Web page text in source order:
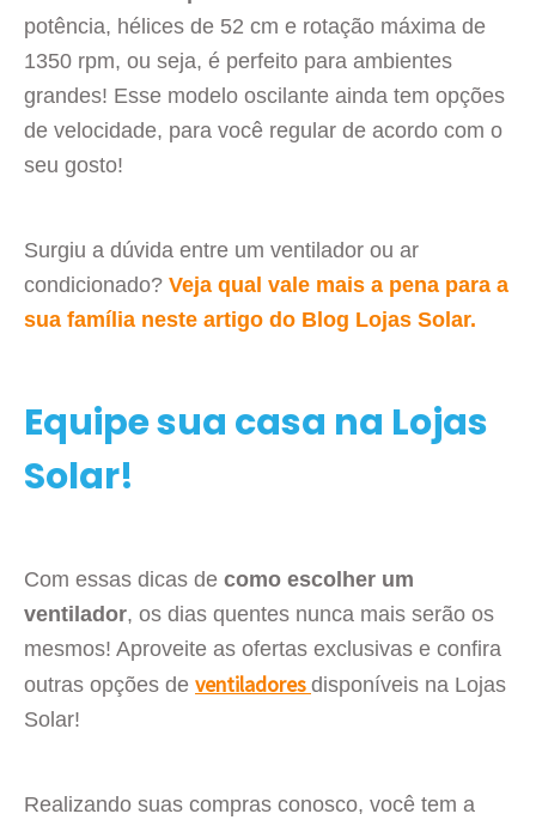
potência, hélices de 52 cm e rotação máxima de
1350 rpm, ou seja, é perfeito para ambientes
grandes! Esse modelo oscilante ainda tem opções
de velocidade, para você regular de acordo com o
seu gosto!
Surgiu a dúvida entre um ventilador ou ar
condicionado? Veja qual vale mais a pena para a
sua família neste artigo do Blog Lojas Solar.
Equipe sua casa na Lojas
Solar!
Com essas dicas de como escolher um
ventilador, os dias quentes nunca mais serão os
mesmos! Aproveite as ofertas exclusivas e confira
outras opções de ventiladores disponíveis na Lojas
Solar!
Realizando suas compras conosco, você tem a